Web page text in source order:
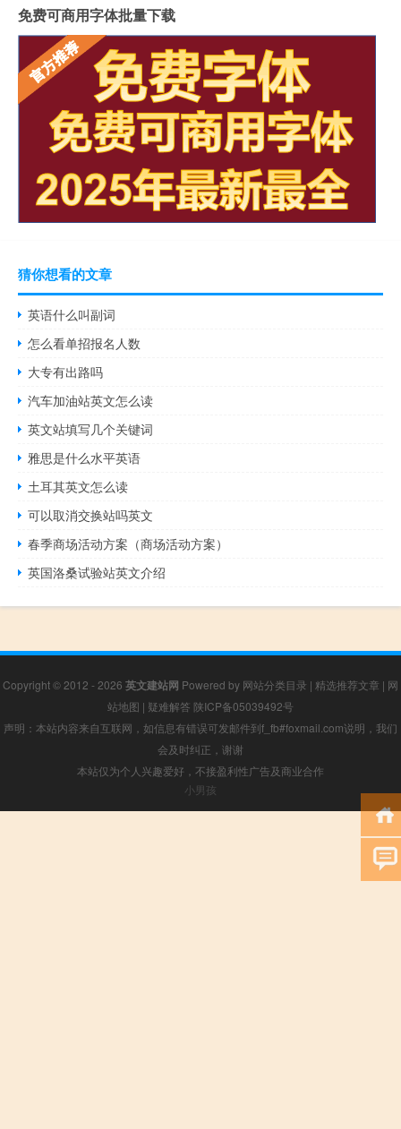
免费可商用字体批量下载
猜你想看的文章
英语什么叫副词
怎么看单招报名人数
大专有出路吗
汽车加油站英文怎么读
英文站填写几个关键词
雅思是什么水平英语
土耳其英文怎么读
可以取消交换站吗英文
春季商场活动方案（商场活动方案）
英国洛桑试验站英文介绍
Copyright © 2012 - 2026 英文建站网 Powered by 网站分类目录 | 精选推荐文章 | 网
站地图 | 疑难解答 陕ICP备05039492号
声明：本站内容来自互联网，如信息有错误可发邮件到f_fb#foxmail.com说明，我们
会及时纠正，谢谢
本站仅为个人兴趣爱好，不接盈利性广告及商业合作
小男孩